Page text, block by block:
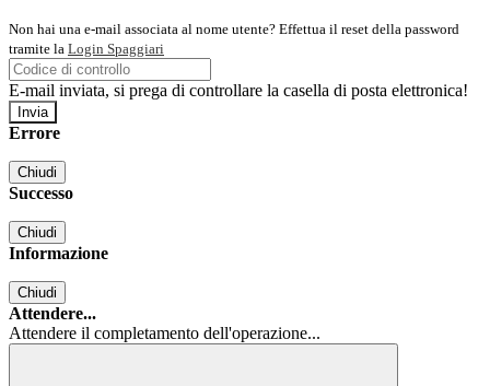
Non hai una e-mail associata al nome utente? Effettua il reset della password
tramite la Login Spaggiari
E-mail inviata, si prega di controllare la casella di posta elettronica!
Errore
Chiudi
Successo
Chiudi
Informazione
Chiudi
Attendere...
Attendere il completamento dell'operazione...